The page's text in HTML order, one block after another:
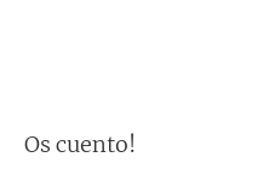
Os cuento!